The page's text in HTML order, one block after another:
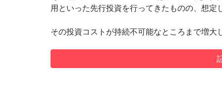
用といった先行投資を行ってきたものの、想
その投資コストが持続不可能なところまで増大